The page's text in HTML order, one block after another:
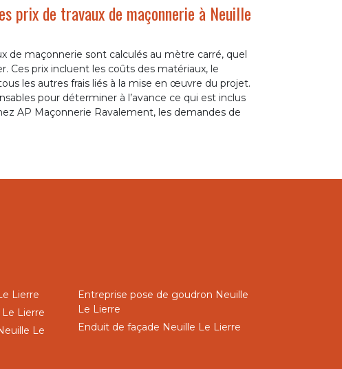
prix de travaux de maçonnerie à Neuille
de maçonnerie sont calculés au mètre carré, quel
Ces prix incluent les coûts des matériaux, le
les autres frais liés à la mise en œuvre du projet.
pour déterminer à l’avance ce qui est inclus
AP Maçonnerie Ravalement, les demandes de
Lierre
Lierre
Le
Entreprise pose de goudron Neuille
Le Lierre
Enduit de façade Neuille Le Lierre